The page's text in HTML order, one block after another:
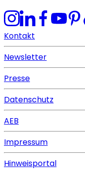
Kontakt
Newsletter
Presse
Datenschutz
AEB
Impressum
Hinweisportal